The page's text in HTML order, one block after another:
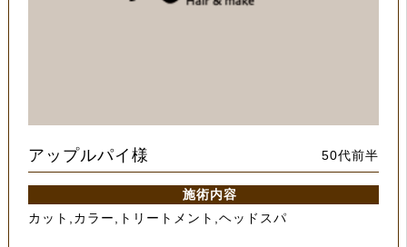
アップルパイ様 50代前半
施術内容
カット,カラー,トリートメント,ヘッドスパ